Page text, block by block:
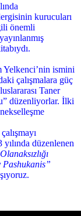
kurucuları
önemli
Yelkenci’nin ismini
çalışmalara güç
Taner
düzenliyorlar. İlki
düzenlenen